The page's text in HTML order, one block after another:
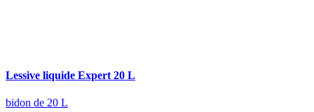
Lessive liquide Expert 20 L
bidon de 20 L